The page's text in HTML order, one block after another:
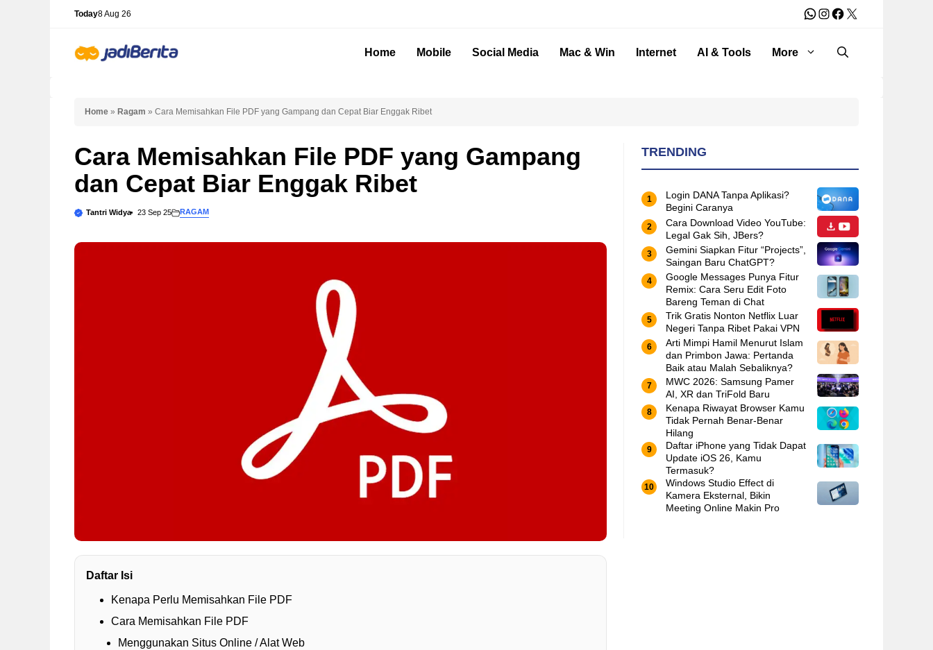
Today8 Aug 26 WhatsApp
Instagram
Facebook
X
Home Mobile Social Media Mac & Win Internet AI & Tools More
Home » Ragam » Cara Memisahkan File PDF yang Gampang dan Cepat Biar Enggak Ribet
Cara Memisahkan File PDF yang Gampang
dan Cepat Biar Enggak Ribet
Tantri Widya 23 Sep 25 RAGAM
Daftar Isi
Kenapa Perlu Memisahkan File PDF
Cara Memisahkan File PDF
Menggunakan Situs Online / Alat Web
TRENDING
Login DANA Tanpa Aplikasi?
Begini Caranya
Cara Download Video YouTube:
Legal Gak Sih, JBers?
Gemini Siapkan Fitur “Projects”,
Saingan Baru ChatGPT?
Google Messages Punya Fitur
Remix: Cara Seru Edit Foto
Bareng Teman di Chat
Trik Gratis Nonton Netflix Luar
Negeri Tanpa Ribet Pakai VPN
Arti Mimpi Hamil Menurut Islam
dan Primbon Jawa: Pertanda
Baik atau Malah Sebaliknya?
MWC 2026: Samsung Pamer
AI, XR dan TriFold Baru
Kenapa Riwayat Browser Kamu
Tidak Pernah Benar-Benar
Hilang
Daftar iPhone yang Tidak Dapat
Update iOS 26, Kamu
Termasuk?
Windows Studio Effect di
Kamera Eksternal, Bikin
Meeting Online Makin Pro